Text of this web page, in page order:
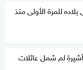
للمرة الأولى منذ
100 ألف تأشيرة لم شمل عائلات